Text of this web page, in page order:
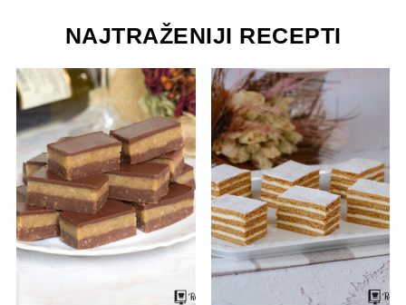
NAJTRAŽENIJI RECEPTI